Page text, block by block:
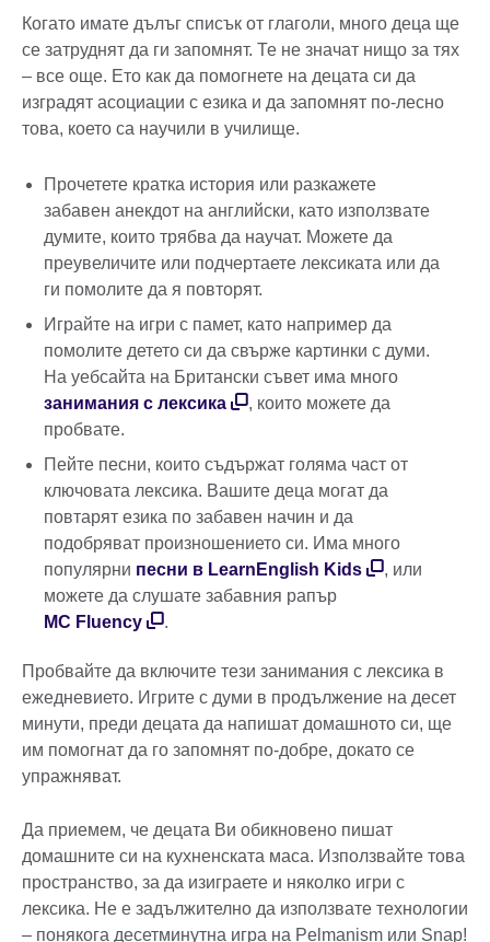
Когато имате дълъг списък от глаголи, много деца ще
се затруднят да ги запомнят. Те не значат нищо за тях
– все още. Ето как да помогнете на децата си да
изградят асоциации с езика и да запомнят по-лесно
това, което са научили в училище.
Прочетете кратка история или разкажете
забавен анекдот на английски, като използвате
думите, които трябва да научат. Можете да
преувеличите или подчертаете лексиката или да
ги помолите да я повторят.
Играйте на игри с памет, като например да
помолите детето си да свърже картинки с думи.
На уебсайта на Британски съвет има много
занимания с лексика
, които можете да
пробвате.
Пейте песни, които съдържат голяма част от
ключовата лексика. Вашите деца могат да
повтарят езика по забавен начин и да
подобряват произношението си. Има много
популярни песни в LearnEnglish Kids
, или
можете да слушате забавния рапър
MC Fluency
.
Пробвайте да включите тези занимания с лексика в
ежедневието. Игрите с думи в продължение на десет
минути, преди децата да напишат домашното си, ще
им помогнат да го запомнят по-добре, докато се
упражняват.
Да приемем, че децата Ви обикновено пишат
домашните си на кухненската маса. Използвайте това
пространство, за да изиграете и няколко игри с
лексика. Не е задължително да използвате технологии
– понякога десетминутна игра на Pelmanism или Snap!